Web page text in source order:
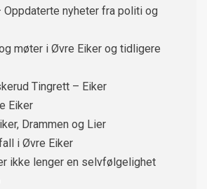
Oppdaterte nyheter fra politi og
møter i Øvre Eiker og tidligere
Tingrett – Eiker
Eiker
Drammen og Lier
i Øvre Eiker
ikke lenger en selvfølgelighet